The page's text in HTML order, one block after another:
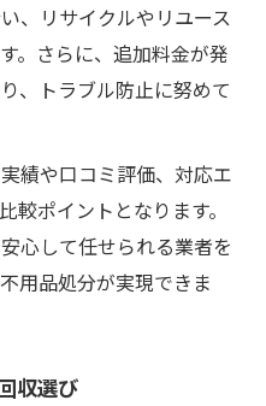
、リサイクルやリユース
。さらに、追加料金が発
、トラブル防止に努めて
績や口コミ評価、対応エ
較ポイントとなります。
心して任せられる業者を
用品処分が実現できま
収選び